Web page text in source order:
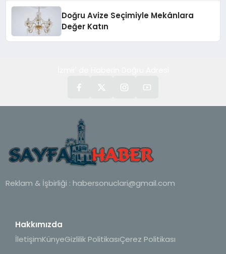
Doğru Avize Seçimiyle Mekânlara
Değer Katın
Reklam & İşbirliği : habersonuclari@gmail.com
Hakkımızda
İletişimKünyeGizlilik PolitikasıÇerez Politikası